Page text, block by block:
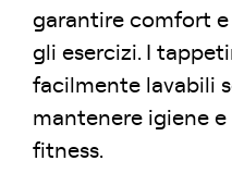
garantire comfort
gli esercizi. I
facilmente lavabili
mantenere igiene
fitness.